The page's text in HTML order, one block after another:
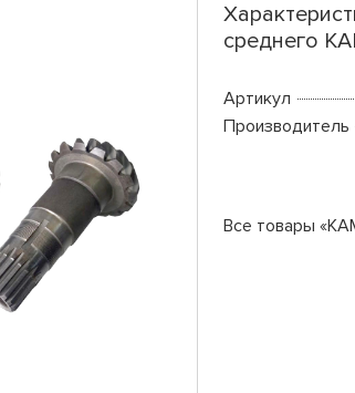
среднего
Артикул
Производитель
Все товары